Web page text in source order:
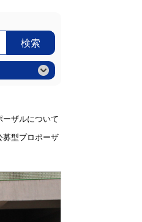
ザルについて
型プロポーザ